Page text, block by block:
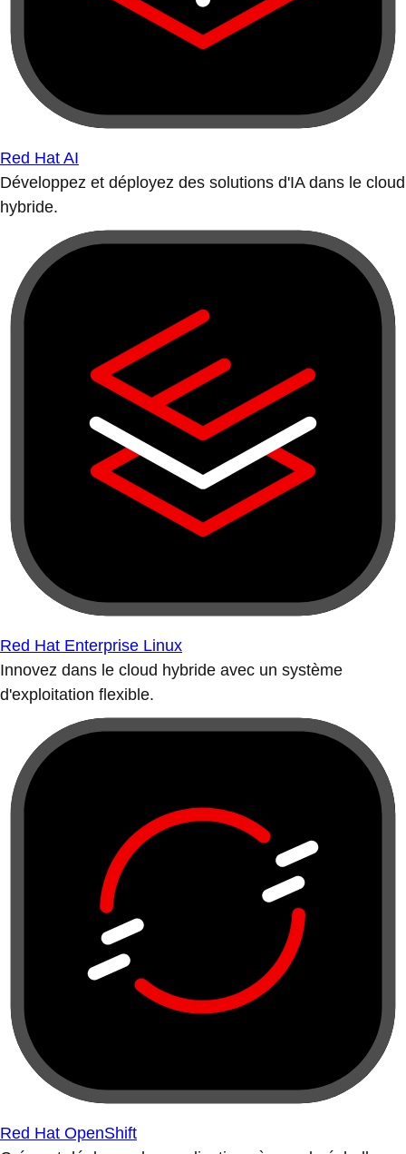
Red Hat AI
Développez et déployez des solutions d'IA dans le cloud
hybride.
Red Hat Enterprise Linux
Innovez dans le cloud hybride avec un système
d'exploitation flexible.
Red Hat OpenShift